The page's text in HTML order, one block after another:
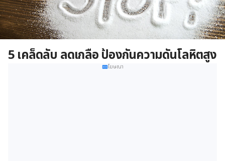
5 เคล็ดลับ ลดเกลือ ป้องกันความดันโลหิตสูง
โฆษณา